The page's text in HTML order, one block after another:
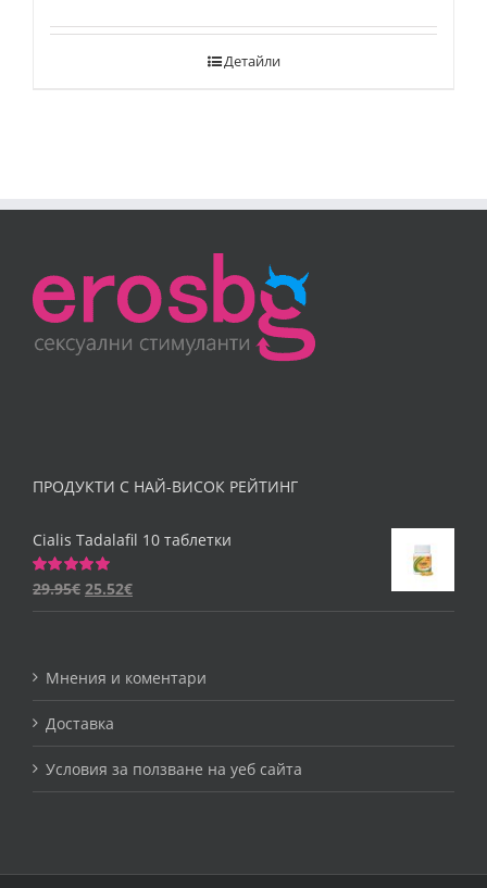
Детайли
ПРОДУКТИ С НАЙ-ВИСОК РЕЙТИНГ
Cialis Tadalafil 10 таблетки
Оценено
29.95€ 25.52€
Мнения и коментари
Доставка
Условия за ползване на уеб сайта